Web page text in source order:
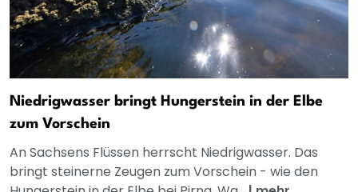
Niedrigwasser bringt Hungerstein in der Elbe
zum Vorschein
An Sachsens Flüssen herrscht Niedrigwasser. Das
bringt steinerne Zeugen zum Vorschein - wie den